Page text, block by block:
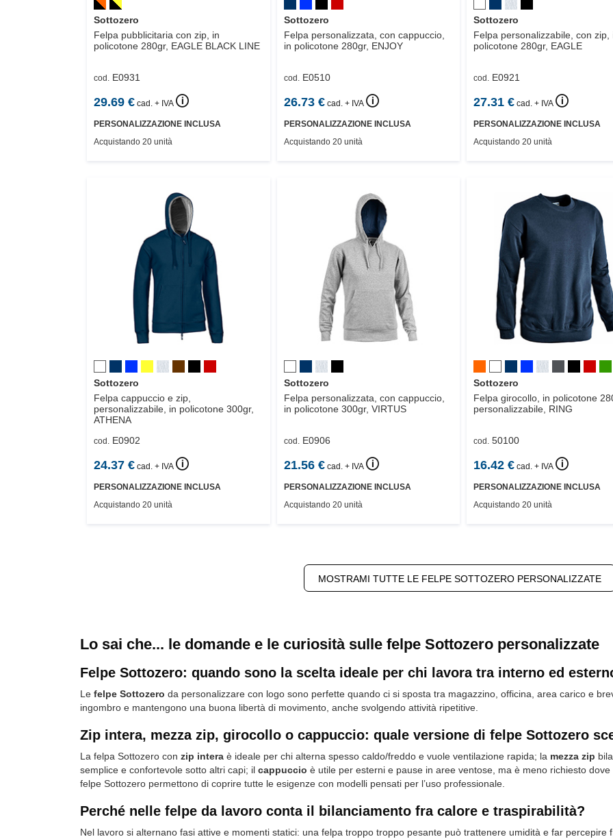
Sottozero
Felpa pubblicitaria con zip, in
policotone 280gr, EAGLE BLACK LINE
cod. E0931
29.69 € cad. + IVA 🛈
PERSONALIZZAZIONE INCLUSA
Acquistando 20 unità
Sottozero
Felpa personalizzata, con cappuccio,
in policotone 280gr, ENJOY
cod. E0510
26.73€ cad. + IVA 🛈
PERSONALIZZAZIONE INCLUSA
Acquistando 20 unità
Sottozero
Felpa personalizzabile, con zip,
policotone 280gr, EAGLE
cod. E0921
27.31 € cad. + IVA 🛈
PERSONALIZZAZIONE INCLUSA
Acquistando 20 unità
Sottozero
Felpa cappuccio e zip,
personalizzabile, in policotone 300gr,
ATHENA
cod. E0902
24.37 € cad. + IVA 🛈
PERSONALIZZAZIONE INCLUSA
Acquistando 20 unità
Sottozero
Felpa personalizzata, con cappuccio,
in policotone 300gr, VIRTUS
cod. E0906
21.56€ cad. + IVA 🛈
PERSONALIZZAZIONE INCLUSA
Acquistando 20 unità
Sottozero
Felpa girocollo, in policotone
personalizzabile, RING
cod. 50100
16.42 € cad. + IVA 🛈
PERSONALIZZAZIONE INCLUSA
Acquistando 20 unità
MOSTRAMI TUTTE LE FELPE SOTTOZERO PERSONALIZZATE
Lo sai che... le domande e le curiosità sulle felpe Sottozero personalizzate
Felpe Sottozero: quando sono la scelta ideale per chi lavora tra interno ed
Le felpe Sottozero da personalizzare con logo sono perfette quando ci si sposta tra magazzino, officina, area carico e
ingombro e mantengono una buona libertà di movimento, anche svolgendo attività ripetitive.
Zip intera, mezza zip, girocollo o cappuccio: quale versione di felpe Sottozero
La felpa Sottozero con zip intera è ideale per chi alterna spesso caldo/freddo e vuole ventilazione rapida; la mezza zip
semplice e confortevole sotto altri capi; il cappuccio è utile per esterni e pause in aree ventose, ma è meno richiesto
felpe Sottozero permettono di coprire tutte le esigenze con modelli pensati per l’uso professionale.
Perché nelle felpe da lavoro conta il bilanciamento fra calore e traspirabilità?
Nel lavoro si alternano fasi attive e momenti statici: una felpa troppo troppo pesante può trattenere umidità e far